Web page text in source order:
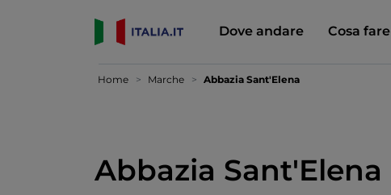
Dove andare Cosa fare
Home Marche Abbazia Sant'Elena
Abbazia Sant'Elena